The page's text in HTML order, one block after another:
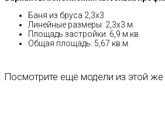
Баня из бруса 2,3x3
Линейные размеры: 2,3x3 м.
Площадь застройки: 6,9 м.кв.
Общая площадь: 5,67 кв.м.
Посмотрите ещё модели из этой же